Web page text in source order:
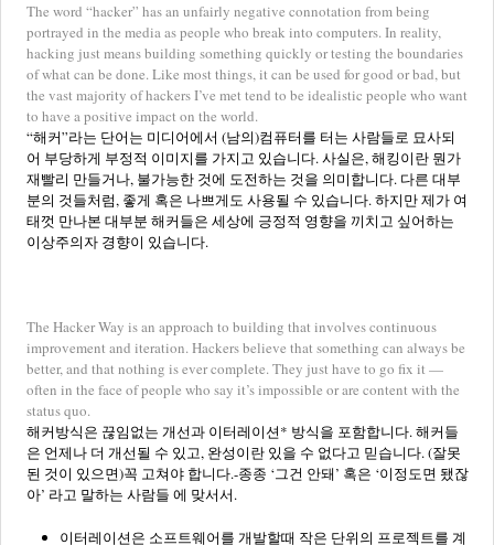
The word “hacker” has an unfairly negative connotation from being
portrayed in the media as people who break into computers. In reality,
hacking just means building something quickly or testing the boundaries
of what can be done. Like most things, it can be used for good or bad, but
the vast majority of hackers I’ve met tend to be idealistic people who want
to have a positive impact on the world.
“해커”라는 단어는 미디어에서 (남의)컴퓨터를 터는 사람들로 묘사되
어 부당하게 부정적 이미지를 가지고 있습니다. 사실은, 해킹이란 뭔가
재빨리 만들거나, 불가능한 것에 도전하는 것을 의미합니다. 다른 대부
분의 것들처럼, 좋게 혹은 나쁘게도 사용될 수 있습니다. 하지만 제가 여
태껏 만나본 대부분 해커들은 세상에 긍정적 영향을 끼치고 싶어하는
이상주의자 경향이 있습니다.
The Hacker Way is an approach to building that involves continuous
improvement and iteration. Hackers believe that something can always be
better, and that nothing is ever complete. They just have to go fix it —
often in the face of people who say it’s impossible or are content with the
status quo.
해커방식은 끊임없는 개선과 이터레이션* 방식을 포함합니다. 해커들
은 언제나 더 개선될 수 있고, 완성이란 있을 수 없다고 믿습니다. (잘못
된 것이 있으면)꼭 고쳐야 합니다.-종종 ‘그건 안돼’ 혹은 ‘이정도면 됐잖
아’ 라고 말하는 사람들 에 맞서서.
이터레이션은 소프트웨어를 개발할때 작은 단위의 프로젝트를 계